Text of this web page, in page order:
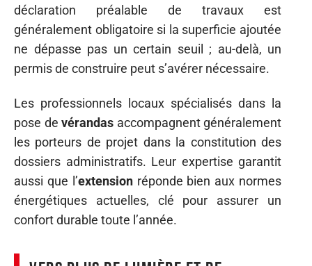
déclaration préalable de travaux est
généralement obligatoire si la superficie ajoutée
ne dépasse pas un certain seuil ; au-delà, un
permis de construire peut s’avérer nécessaire.
Les professionnels locaux spécialisés dans la
pose de vérandas accompagnent généralement
les porteurs de projet dans la constitution des
dossiers administratifs. Leur expertise garantit
aussi que l’extensionréponde bien aux normes
énergétiques actuelles, clé pour assurer un
confort durable toute l’année.